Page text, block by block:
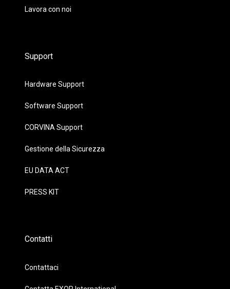
Lavora con noi
Support
Hardware Support
Software Support
CORVINA Support
Gestione della Sicurezza
EU DATA ACT
PRESS KIT
Contatti
Contattaci